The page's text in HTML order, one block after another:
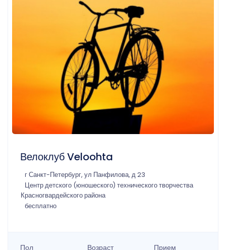
Велоклуб Veloohta
г Санкт-Петербург, ул Панфилова, д 23
Центр детского (юношеского) технического творчества
Красногвардейского района
бесплатно
Пол Возраст Прием